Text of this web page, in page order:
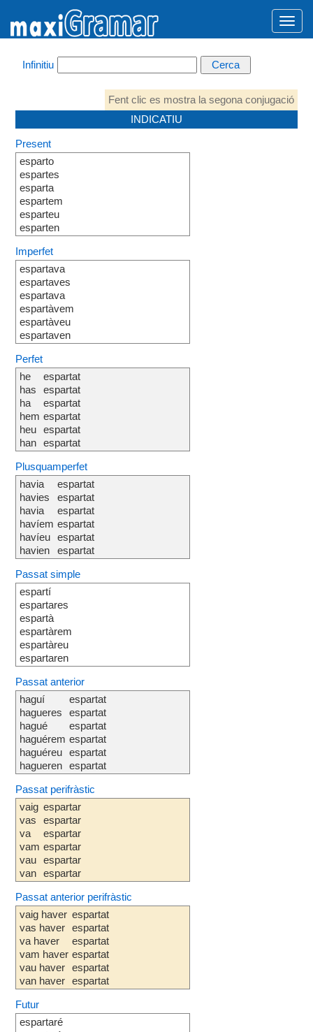
Infinitiu
Fent clic es mostra la segona conjugació
INDICATIU
Present
esparto
espartes
esparta
espartem
esparteu
esparten
Imperfet
espartava
espartaves
espartava
espartàvem
espartàveu
espartaven
Perfet
he
has
ha
hem
heu
han
espartat
espartat
espartat
espartat
espartat
espartat
Plusquamperfet
havia
havies
havia
havíem
havíeu
havien
espartat
espartat
espartat
espartat
espartat
espartat
Passat simple
espartí
espartares
espartà
espartàrem
espartàreu
espartaren
Passat anterior
haguí
hagueres
hagué
haguérem
haguéreu
hagueren
espartat
espartat
espartat
espartat
espartat
espartat
Passat perifràstic
vaig
vas
va
vam
vau
van
espartar
espartar
espartar
espartar
espartar
espartar
Passat anterior perifràstic
vaig haver
vas haver
va haver
vam haver
vau haver
van haver
espartat
espartat
espartat
espartat
espartat
espartat
Futur
espartaré